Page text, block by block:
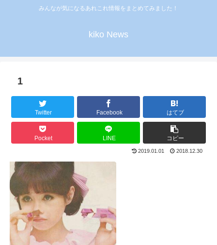
みんなが気になるあれこれ情報をまとめてみました！
kiko News
1
Twitter Facebook はてブ
Pocket LINE コピー
2019.01.01 2018.12.30